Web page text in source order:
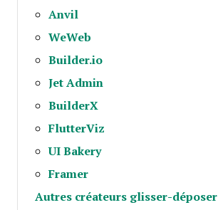
Anvil
WeWeb
Builder.io
Jet Admin
BuilderX
FlutterViz
UI Bakery
Framer
Autres créateurs glisser-déposer